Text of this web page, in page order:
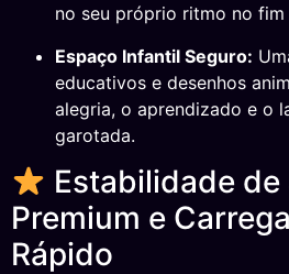
no seu próprio ritmo no fim
Espaço Infantil Seguro:
educativos e desenhos
alegria, o aprendizado e o
garotada.
Estabilidade de
Premium e
Rápido